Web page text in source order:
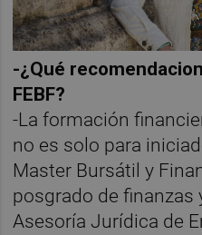
-¿Qué
FEBF?
-La formación
no es solo para
Master Bursátil y
posgrado de finanzas
Asesoría Jurídica de